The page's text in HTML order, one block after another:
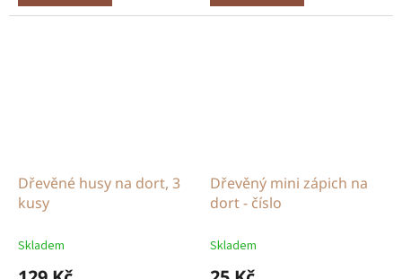
Dřevěné husy na dort, 3
kusy
Skladem
Dřevěný mini zápich na
dort - číslo
Skladem